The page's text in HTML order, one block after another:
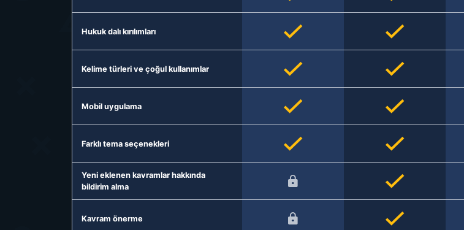
Hukuk dalı kırılımları
Kelime türleri ve çoğul kullanımlar
Mobil uygulama
Farklı tema seçenekleri
Yeni eklenen kavramlar hakkında
bildirim alma
Kavram önerme